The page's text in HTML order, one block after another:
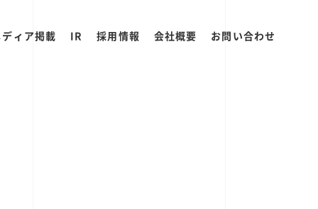
ィア掲載 IR 採用情報 会社概要 お問い合わせ